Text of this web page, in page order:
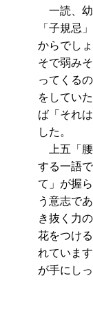
一読、幼
「子規忌
からでし
そで弱み
ってくる
をしてい
ば「それ
した。
上五「腰
する一語
て」が握
う意志で
き抜く力
花をつけ
れていま
が手にし